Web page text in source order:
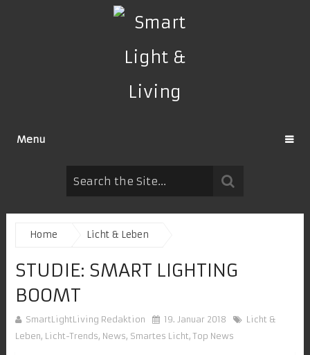
Menu
Home Licht & Leben
STUDIE: SMART LIGHTING
BOOMT
SmartLightLiving Redaktion 19. Januar 2018
Licht &
Leben, Licht-Trends, News, Smartes Licht,Top News